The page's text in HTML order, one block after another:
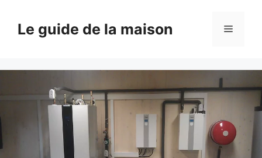
contenuLe guide de la maison Menu